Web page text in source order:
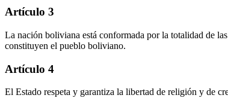
Artículo 3
La nación boliviana está conformada por la totalidad de
constituyen el pueblo boliviano.
Artículo 4
El Estado respeta y garantiza la libertad de religión y de